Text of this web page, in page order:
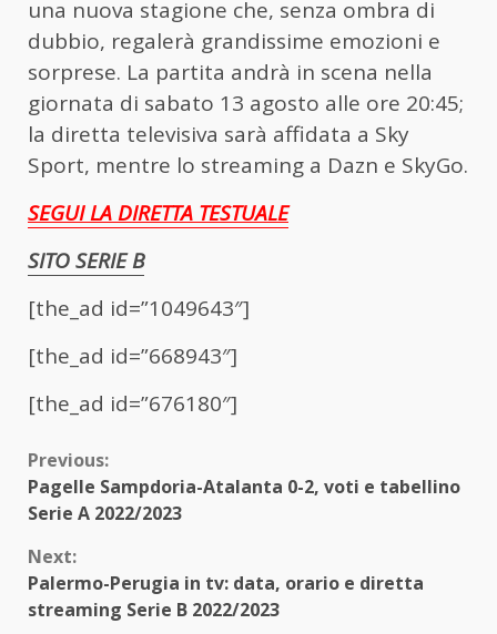
una nuova stagione che, senza ombra di
dubbio, regalerà grandissime emozioni e
sorprese. La partita andrà in scena nella
giornata di sabato 13 agosto alle ore 20:45;
la diretta televisiva sarà affidata a Sky
Sport, mentre lo streaming a Dazn e SkyGo.
SEGUI LA DIRETTA TESTUALE
SITO SERIE B
[the_ad id=”1049643″]
[the_ad id=”668943″]
[the_ad id=”676180″]
Continue
Reading
Previous:
Pagelle Sampdoria-Atalanta 0-2, voti e tabellino
Serie A 2022/2023
Next:
Palermo-Perugia in tv: data, orario e diretta
streaming Serie B 2022/2023